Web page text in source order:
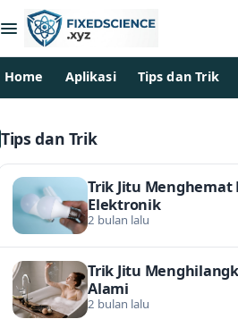
Home Aplikasi Tips dan Trik
Tips dan Trik
Trik Jitu Menghemat
Elektronik
2 bulan lalu
Trik Jitu
Alami
2 bulan lalu